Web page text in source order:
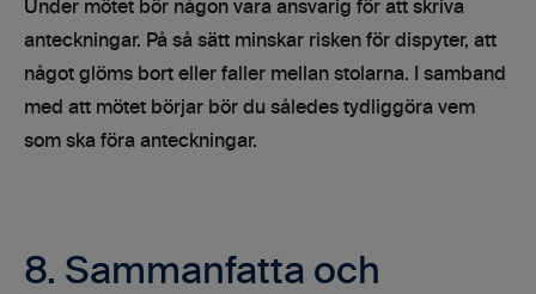
Under mötet bör någon vara ansvarig för att skriva
anteckningar. På så sätt minskar risken för dispyter, att
något glöms bort eller faller mellan stolarna. I samband
med att mötet börjar bör du således tydliggöra vem
som ska föra anteckningar.
8. Sammanfatta och